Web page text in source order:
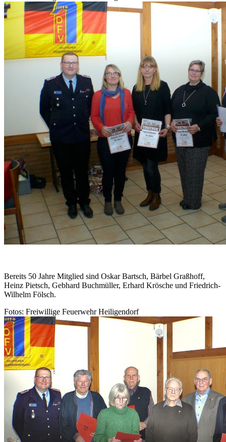
Bereits 50 Jahre Mitglied sind Oskar Bartsch, Bärbel Graßhoff,
Heinz Pietsch, Gebhard Buchmüller, Erhard Krösche und Friedrich-
Wilhelm Fölsch.
Fotos: Freiwillige Feuerwehr Heiligendorf